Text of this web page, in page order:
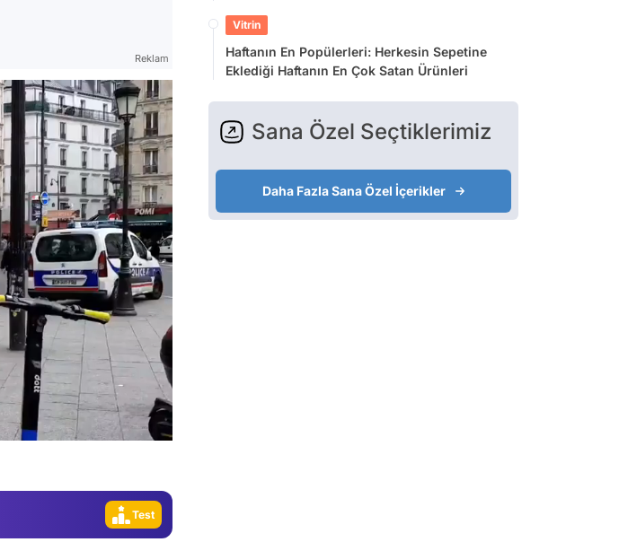
Reklam
Video
Gündem
Test
Vitrin
Haftanın En Popülerleri: Herkesin Sepetine
Eklediği Haftanın En Çok Satan Ürünleri
Sana Özel Seçtiklerimiz
Daha Fazla Sana Özel İçerikler